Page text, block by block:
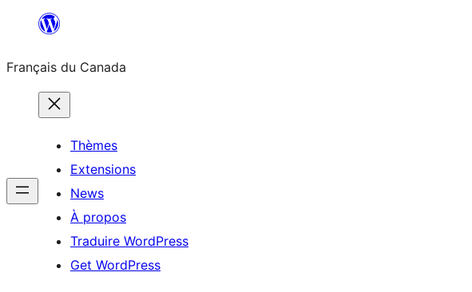
contenu
Français du Canada
Thèmes
Extensions
News
À propos
Traduire WordPress
Get WordPress